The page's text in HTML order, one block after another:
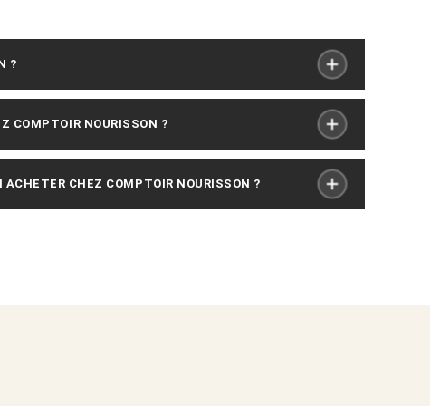
?
COMPTOIR NOURISSON ?
ACHETER CHEZ COMPTOIR NOURISSON ?